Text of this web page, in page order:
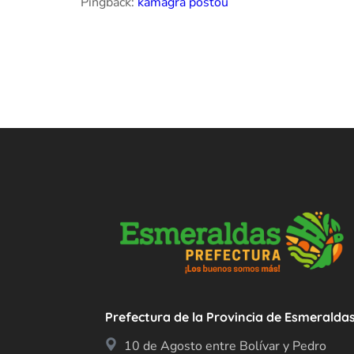
Prefectura de la Provincia de
10 de Agosto entre Bolívar y Pedro